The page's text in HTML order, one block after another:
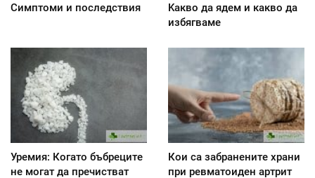
Симптоми и последствия
Kакво да ядем и какво да
избягваме
Уремия: Когато бъбреците
не могат да пречистват
Кои са забранените храни
при ревматоиден артрит